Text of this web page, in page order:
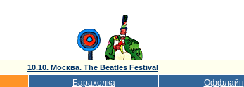
10.10. Москва. The Beatles Festival
Барахолка Оффлайн